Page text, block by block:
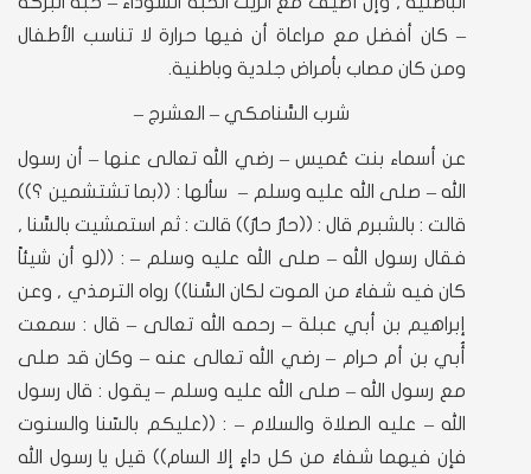
– كان أفضل مع مراعاة أن فيها حرارة لا تناسب الأطفال
ومن كان مصاب بأمراض جلدية وباطنية.
شرب السَّنامكي – العشرج –
عن أسماء بنت عُميس – رضي الله تعالى عنها – أن رسول
الله – صلى الله عليه وسلم – سألها : ((بما تشتشمين ؟))
قالت : بالشبرم قال : ((حارٌ حارٌ)) قالت : ثم استمشيت بالسَّنا ,
فقال رسول الله – صلى الله عليه وسلم – : ((لو أن شيئاً
كان فيه شفاءٌ من الموت لكان السَّنا)) رواه الترمذي , وعن
إبراهيم بن أبي عبلة – رحمه الله تعالى – قال : سمعت
أُبي بن أم حرام – رضي الله تعالى عنه – وكان قد صلى
مع رسول الله – صلى الله عليه وسلم – يقول : قال رسول
الله – عليه الصلاة والسلام – : ((عليكم بالسّنا والسنوت
فإن فيهما شفاءٌ من كل داءٍ إلا السام)) قيل يا رسول الله